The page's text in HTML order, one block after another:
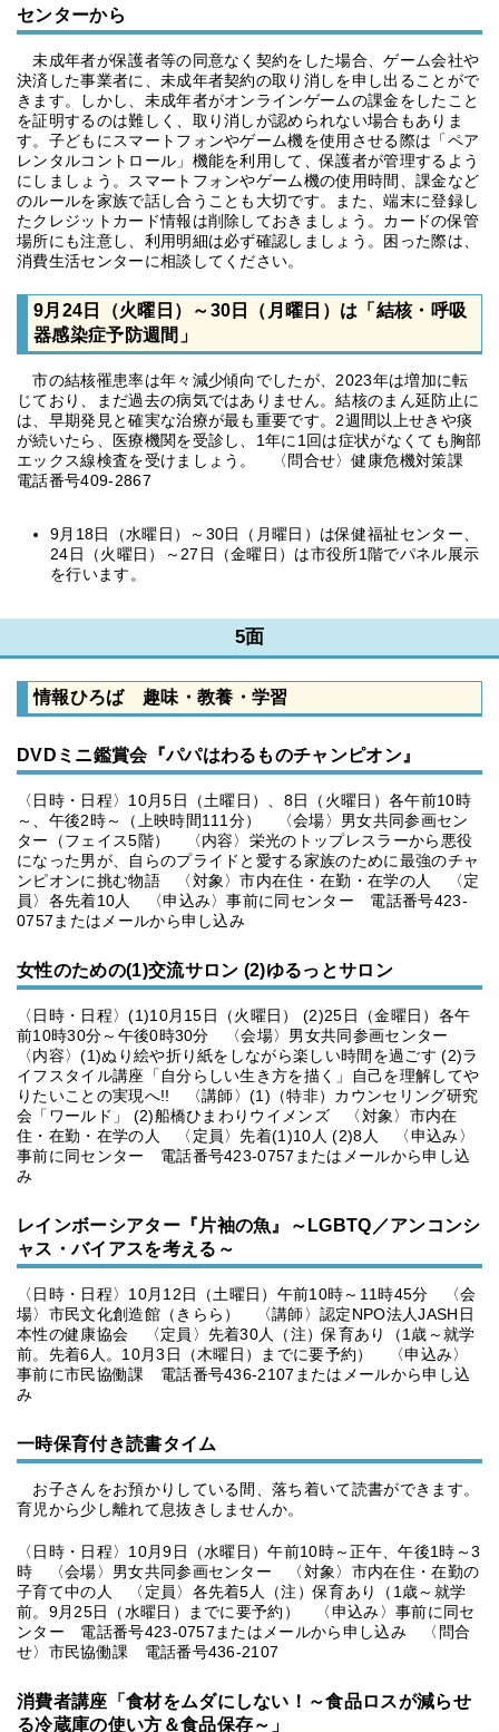
センターから
未成年者が保護者等の同意なく契約をした場合、ゲーム会社や
決済した事業者に、未成年者契約の取り消しを申し出ることがで
きます。しかし、未成年者がオンラインゲームの課金をしたこと
を証明するのは難しく、取り消しが認められない場合もありま
す。子どもにスマートフォンやゲーム機を使用させる際は「ペア
レンタルコントロール」機能を利用して、保護者が管理するよう
にしましょう。スマートフォンやゲーム機の使用時間、課金など
のルールを家族で話し合うことも大切です。また、端末に登録し
たクレジットカード情報は削除しておきましょう。カードの保管
場所にも注意し、利用明細は必ず確認しましょう。困った際は、
消費生活センターに相談してください。
9月24日（火曜日）～30日（月曜日）は「結核・呼吸
器感染症予防週間」
市の結核罹患率は年々減少傾向でしたが、2023年は増加に転
じており、まだ過去の病気ではありません。結核のまん延防止に
は、早期発見と確実な治療が最も重要です。2週間以上せきや痰
が続いたら、医療機関を受診し、1年に1回は症状がなくても胸部
エックス線検査を受けましょう。 〈問合せ〉健康危機対策課
電話番号409-2867
9月18日（水曜日）～30日（月曜日）は保健福祉センター、
24日（火曜日）～27日（金曜日）は市役所1階でパネル展示
を行います。
5面
情報ひろば 趣味・教養・学習
DVDミニ鑑賞会『パパはわるものチャンピオン』
〈日時・日程〉10月5日（土曜日）、8日（火曜日）各午前10時
～、午後2時～（上映時間111分） 〈会場〉男女共同参画セン
ター（フェイス5階） 〈内容〉栄光のトップレスラーから悪役
になった男が、自らのプライドと愛する家族のために最強のチャ
ンピオンに挑む物語 〈対象〉市内在住・在勤・在学の人 〈定
員〉各先着10人 〈申込み〉事前に同センター 電話番号423-
0757またはメールから申し込み
女性のための(1)交流サロン (2)ゆるっとサロン
〈日時・日程〉(1)10月15日（火曜日） (2)25日（金曜日）各午
前10時30分～午後0時30分 〈会場〉男女共同参画センター
〈内容〉(1)ぬり絵や折り紙をしながら楽しい時間を過ごす (2)ラ
イフスタイル講座「自分らしい生き方を描く」自己を理解してや
りたいことの実現へ!! 〈講師〉(1)（特非）カウンセリング研究
会「ワールド」 (2)船橋ひまわりウイメンズ 〈対象〉市内在
住・在勤・在学の人 〈定員〉先着(1)10人 (2)8人 〈申込み〉
事前に同センター 電話番号423-0757またはメールから申し込
み
レインボーシアター『片袖の魚』～LGBTQ／アンコンシ
ャス・バイアスを考える～
〈日時・日程〉10月12日（土曜日）午前10時～11時45分 〈会
場〉市民文化創造館（きらら） 〈講師〉認定NPO法人JASH日
本性の健康協会 〈定員〉先着30人（注）保育あり（1歳～就学
前。先着6人。10月3日（木曜日）までに要予約） 〈申込み〉
事前に市民協働課 電話番号436-2107またはメールから申し込
み
一時保育付き読書タイム
お子さんをお預かりしている間、落ち着いて読書ができます。
育児から少し離れて息抜きしませんか。
〈日時・日程〉10月9日（水曜日）午前10時～正午、午後1時～3
時 〈会場〉男女共同参画センター 〈対象〉市内在住・在勤の
子育て中の人 〈定員〉各先着5人（注）保育あり（1歳～就学
前。9月25日（水曜日）までに要予約） 〈申込み〉事前に同セ
ンター 電話番号423-0757またはメールから申し込み 〈問合
せ〉市民協働課 電話番号436-2107
消費者講座「食材をムダにしない！～食品ロスが減らせ
る冷蔵庫の使い方＆食品保存～」